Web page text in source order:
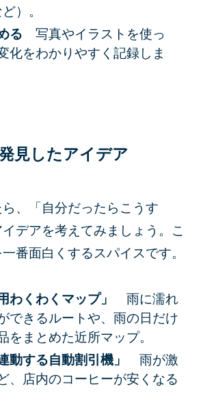
）。
る 写真やイラストを使っ
化をわかりやすく記録しま
見したアイデア
、「自分だったらこうす
デアを考えてみましょう。こ
番面白くするスパイスです。
わくわくマップ」 雨に濡れ
できるルートや、雨の日だけ
をまとめた近所マップ。
動する自動割引機」 雨が激
、店内のコーヒーが安くなる